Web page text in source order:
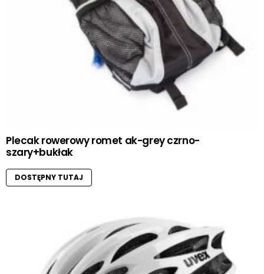
Plecak rowerowy romet ak-grey czrno-
szary+bukłak
DOSTĘPNY TUTAJ